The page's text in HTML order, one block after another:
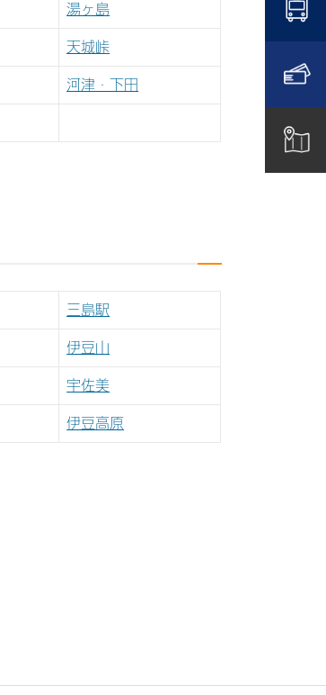
湯ヶ島
天城峠
河津・下田
三島駅
伊豆山
宇佐美
伊豆高原